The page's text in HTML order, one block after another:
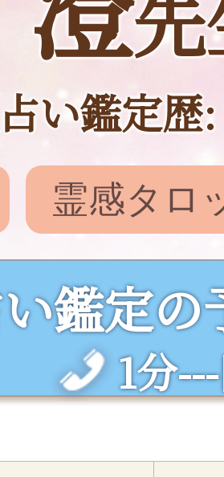
占い鑑定歴
霊感タロ
鑑定の
1分